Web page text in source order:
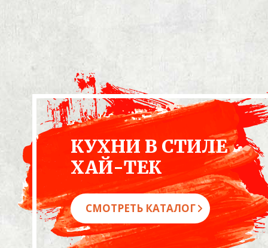
СМОТРЕТЬ КАТАЛОГ
КУХНИ В СТИЛЕ
ХАЙ-ТЕК